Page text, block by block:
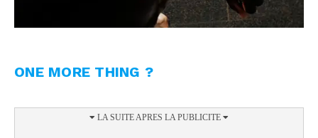
ONE MORE THING ?